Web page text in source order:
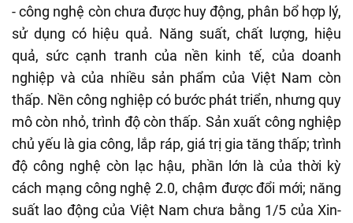
- công nghệ còn chưa được huy động, phân bổ hợp lý,
sử dụng có hiệu quả. Năng suất, chất lượng, hiệu
quả, sức cạnh tranh của nền kinh tế, của doanh
nghiệp và của nhiều sản phẩm của Việt Nam còn
thấp. Nền công nghiệp có bước phát triển, nhưng quy
mô còn nhỏ, trình độ còn thấp. Sản xuất công nghiệp
chủ yếu là gia công, lắp ráp, giá trị gia tăng thấp; trình
độ công nghệ còn lạc hậu, phần lớn là của thời kỳ
cách mạng công nghệ 2.0, chậm được đổi mới; năng
suất lao động của Việt Nam chưa bằng 1/5 của Xin-